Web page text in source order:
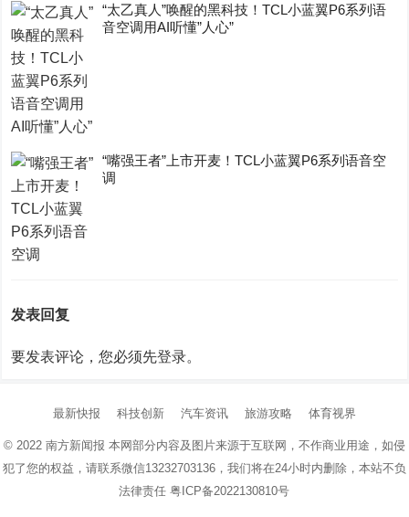
“太乙真人”唤醒的黑科技！TCL小蓝翼P6系列语
音空调用AI听懂”人心”
“嘴强王者”上市开麦！TCL小蓝翼P6系列语音空
调
发表回复
要发表评论，您必须先登录。
最新快报 科技创新 汽车资讯 旅游攻略 体育视界
© 2022 南方新闻报 本网部分内容及图片来源于互联网，不作商业用途，如侵
犯了您的权益，请联系微信13232703136，我们将在24小时内删除，本站不负
法律责任粤ICP备2022130810号